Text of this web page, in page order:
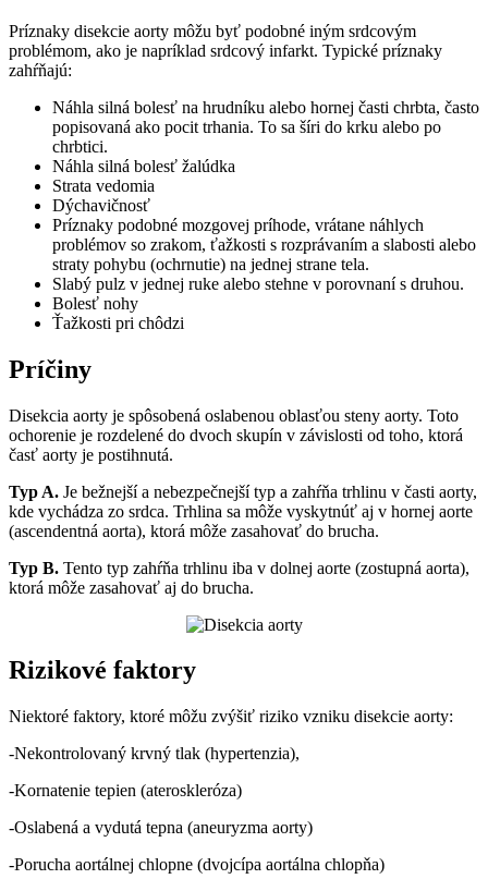
Príznaky disekcie aorty môžu byť podobné iným srdcovým
problémom, ako je napríklad srdcový infarkt. Typické príznaky
zahŕňajú:
Náhla silná bolesť na hrudníku alebo hornej časti chrbta, často
popisovaná ako pocit trhania. To sa šíri do krku alebo po
chrbtici.
Náhla silná bolesť žalúdka
Strata vedomia
Dýchavičnosť
Príznaky podobné mozgovej príhode, vrátane náhlych
problémov so zrakom, ťažkosti s rozprávaním a slabosti alebo
straty pohybu (ochrnutie) na jednej strane tela.
Slabý pulz v jednej ruke alebo stehne v porovnaní s druhou.
Bolesť nohy
Ťažkosti pri chôdzi
Príčiny
Disekcia aorty je spôsobená oslabenou oblasťou steny aorty. Toto
ochorenie je rozdelené do dvoch skupín v závislosti od toho, ktorá
časť aorty je postihnutá.
Typ A. Je bežnejší a nebezpečnejší typ a zahŕňa trhlinu v časti aorty,
kde vychádza zo srdca. Trhlina sa môže vyskytnúť aj v hornej aorte
(ascendentná aorta), ktorá môže zasahovať do brucha.
Typ B. Tento typ zahŕňa trhlinu iba v dolnej aorte (zostupná aorta),
ktorá môže zasahovať aj do brucha.
Rizikové faktory
Niektoré faktory, ktoré môžu zvýšiť riziko vzniku disekcie aorty:
-Nekontrolovaný krvný tlak (hypertenzia),
-Kornatenie tepien (ateroskleróza)
-Oslabená a vydutá tepna (aneuryzma aorty)
-Porucha aortálnej chlopne (dvojcípa aortálna chlopňa)